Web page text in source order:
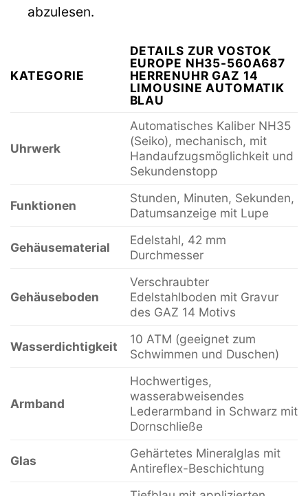
abzulesen.
KATEGORIE
DETAILS ZUR VOSTOK
EUROPE NH35-560A687
HERRENUHR GAZ 14
LIMOUSINE AUTOMATIK
BLAU
Uhrwerk
Automatisches Kaliber NH35
(Seiko), mechanisch, mit
Handaufzugsmöglichkeit und
Sekundenstopp
Funktionen
Stunden, Minuten, Sekunden,
Datumsanzeige mit Lupe
Gehäusematerial
Edelstahl, 42 mm
Durchmesser
Gehäuseboden
Verschraubter
Edelstahlboden mit Gravur
des GAZ 14 Motivs
Wasserdichtigkeit
10 ATM (geeignet zum
Schwimmen und Duschen)
Armband
Hochwertiges,
wasserabweisendes
Lederarmband in Schwarz mit
Dornschließe
Glas
Gehärtetes Mineralglas mit
Antireflex-Beschichtung